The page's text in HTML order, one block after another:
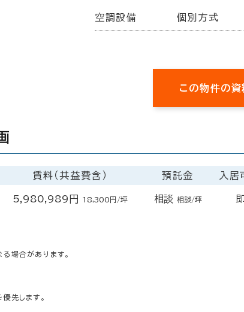
空調設備 個別方式
この物件の
賃料（共益費含） 預託金 入居
5,980,989円 18,300円/坪 相談 相談/坪
場合があります。
先します。